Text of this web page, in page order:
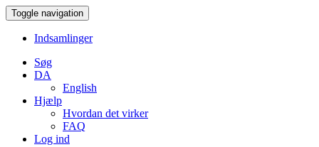
Toggle navigation
Indsamlinger
Søg
DA
English
Hjælp
Hvordan det virker
FAQ
Log ind